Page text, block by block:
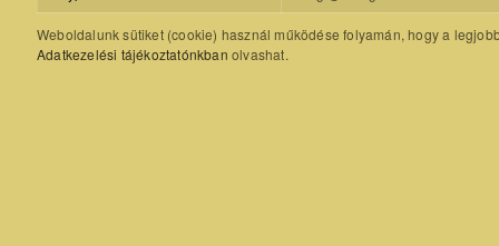
Weboldalunk sütiket (cookie) használ működése folyamán, hogy a
Adatkezelési tájékoztatónkban olvashat.